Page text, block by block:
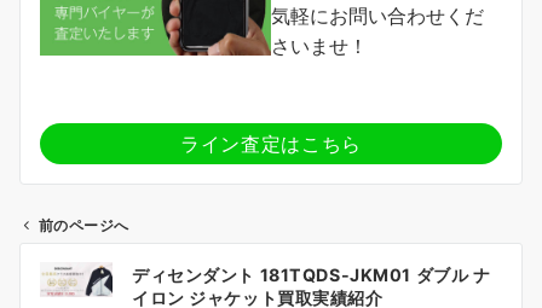
気軽にお問い合わせくだ
さいませ！
ライン査定はこちら
前のページへ
ディセンダント 181TQDS-JKM01 ダブル ナ
イロン ジャケット買取実績紹介